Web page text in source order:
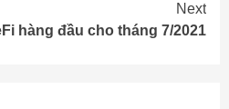
Next
hàng đầu cho tháng 7/2021